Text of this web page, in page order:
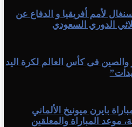
لأمم أفريقيا و الدفاع عن
الدوري السعودي
والصين فى كأس العالم لكرة اليد
بايرن ميونيخ الألماني
موعد المباراة والمعلقين